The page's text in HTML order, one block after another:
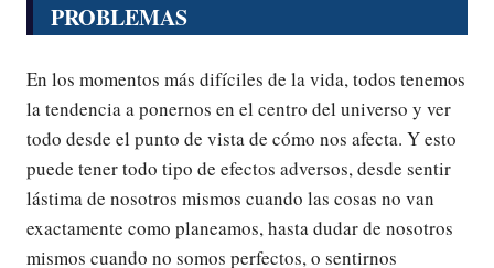
PROBLEMAS
En los momentos más difíciles de la vida, todos tenemos
la tendencia a ponernos en el centro del universo y ver
todo desde el punto de vista de cómo nos afecta. Y esto
puede tener todo tipo de efectos adversos, desde sentir
lástima de nosotros mismos cuando las cosas no van
exactamente como planeamos, hasta dudar de nosotros
mismos cuando no somos perfectos, o sentirnos